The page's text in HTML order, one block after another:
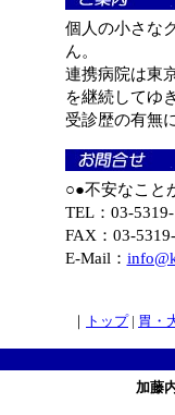
個人の小さな
ん。
連携病院は東
を継続してゆ
受診歴の有無
○●不安なこと
TEL：03-
FAX：03-
E-Mail：
｜ トップ| 胃・
加藤